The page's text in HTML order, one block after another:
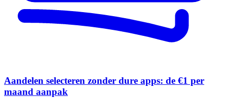
Aandelen selecteren zonder dure apps: de €1 per
maand aanpak